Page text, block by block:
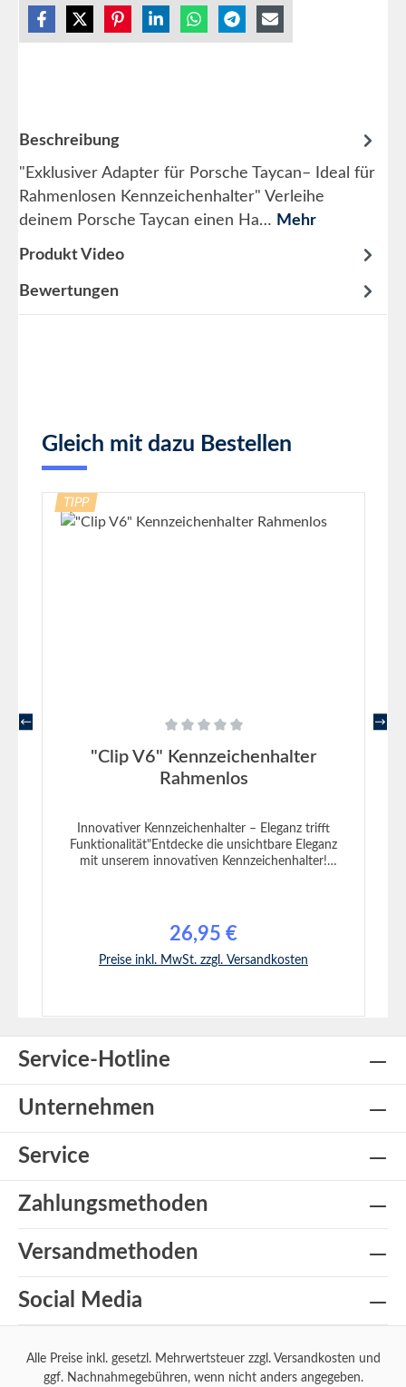
Beschreibung
"Exklusiver Adapter für Porsche Taycan– Ideal für
Rahmenlosen Kennzeichenhalter" Verleihe
deinem Porsche Taycan einen Ha… Mehr
Produkt Video
Bewertungen
Produktgalerie überspringen
Gleich mit dazu Bestellen
TIPP
Durchschnittliche Bewertung von 0 von 5 Sternen
"Clip V6" Kennzeichenhalter
Rahmenlos
Innovativer Kennzeichenhalter – Eleganz trifft
Funktionalität"Entdecke die unsichtbare Eleganz
mit unserem innovativen Kennzeichenhalter!
sicher und stabil an deinem Fahrzeug befestigt
wird, bleibt dein Kennzeichen völlig frei von
Bohrungen – so bleibt das ästhetische
wird montiert, das Kennzeichen jedoch nicht
Montage & Entfernung: Der Halter ist mit wenigen
und Anpassungen. Wetterfest & Beständig:
gepflegtes Aussehen ihres Fahrzeugs legen und
Funktionalität mit Eleganz und ist eine erstklassige
Stück, passend für ein Kennzeichen. Den Halter
dickeres 3D Kennzeichen. Bestelle jetzt und erlebe
die neue Art der Kennzeichenmontage! Es können
Lange Kennzeichen 52cm oder auch kurze
Regulärer Preis:
26,95 €
Preise inkl. MwSt. zzgl. Versandkosten
Service-Hotline
Unternehmen
Service
Zahlungsmethoden
Versandmethoden
Social Media
Alle Preise inkl. gesetzl. Mehrwertsteuer zzgl. Versandkosten und
ggf. Nachnahmegebühren, wenn nicht anders angegeben.